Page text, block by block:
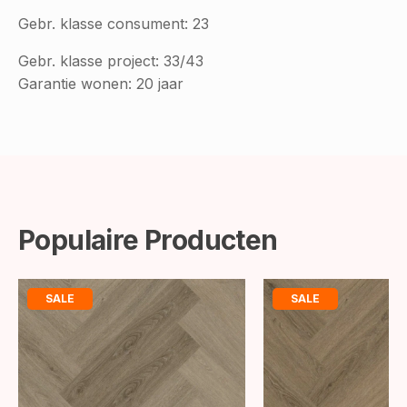
Gebr. klasse consument: 23
Gebr. klasse project: 33/43
Garantie wonen: 20 jaar
Populaire Producten
SALE SALE